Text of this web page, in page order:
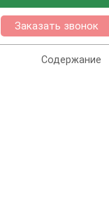
Заказать звонок
Содержание